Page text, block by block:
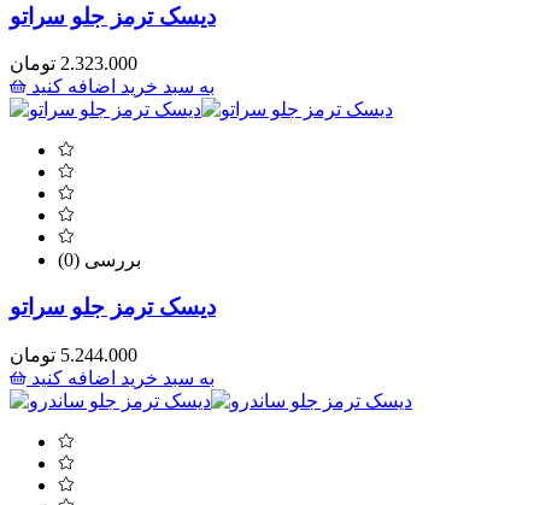
دیسک ترمز جلو سراتو
2.323.000 تومان
به سبد خرید اضافه کنید
(0) بررسی
دیسک ترمز جلو سراتو
5.244.000 تومان
به سبد خرید اضافه کنید